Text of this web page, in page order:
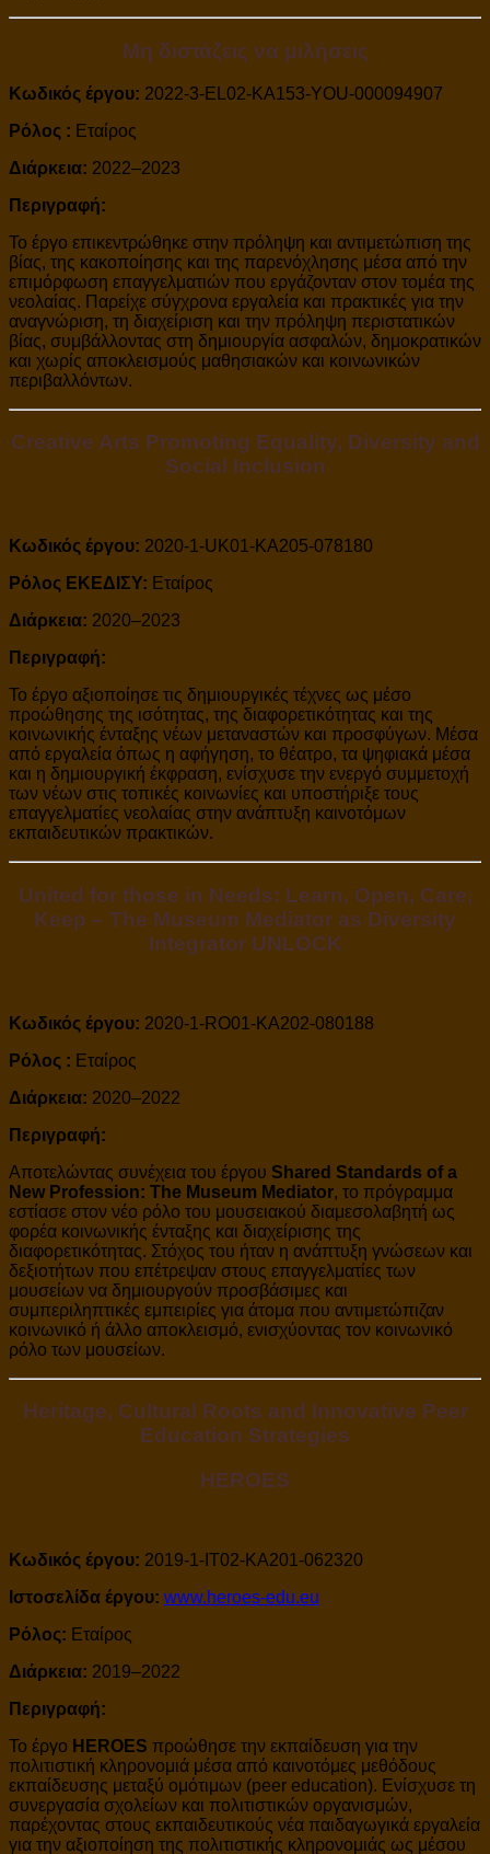
Μη διστάζεις να μιλήσεις
Κωδικός έργου: 2022-3-EL02-KA153-YOU-000094907
Ρόλος : Εταίρος
Διάρκεια: 2022–2023
Περιγραφή:
Το έργο επικεντρώθηκε στην πρόληψη και αντιμετώπιση της
βίας, της κακοποίησης και της παρενόχλησης μέσα από την
επιμόρφωση επαγγελματιών που εργάζονταν στον τομέα της
νεολαίας. Παρείχε σύγχρονα εργαλεία και πρακτικές για την
αναγνώριση, τη διαχείριση και την πρόληψη περιστατικών
βίας, συμβάλλοντας στη δημιουργία ασφαλών, δημοκρατικών
και χωρίς αποκλεισμούς μαθησιακών και κοινωνικών
περιβαλλόντων.
Creative Arts Promoting Equality, Diversity and
Social Inclusion
Κωδικός έργου: 2020-1-UK01-KA205-078180
Ρόλος ΕΚΕΔΙΣΥ: Εταίρος
Διάρκεια: 2020–2023
Περιγραφή:
Το έργο αξιοποίησε τις δημιουργικές τέχνες ως μέσο
προώθησης της ισότητας, της διαφορετικότητας και της
κοινωνικής ένταξης νέων μεταναστών και προσφύγων. Μέσα
από εργαλεία όπως η αφήγηση, το θέατρο, τα ψηφιακά μέσα
και η δημιουργική έκφραση, ενίσχυσε την ενεργό συμμετοχή
των νέων στις τοπικές κοινωνίες και υποστήριξε τους
επαγγελματίες νεολαίας στην ανάπτυξη καινοτόμων
εκπαιδευτικών πρακτικών.
United for those in Needs: Learn, Open, Care,
Keep – The Museum Mediator as Diversity
Integrator UNLOCK
Κωδικός έργου: 2020-1-RO01-KA202-080188
Ρόλος : Εταίρος
Διάρκεια: 2020–2022
Περιγραφή:
Αποτελώντας συνέχεια του έργου Shared Standards of a
New Profession: The Museum Mediator, το πρόγραμμα
εστίασε στον νέο ρόλο του μουσειακού διαμεσολαβητή ως
φορέα κοινωνικής ένταξης και διαχείρισης της
διαφορετικότητας. Στόχος του ήταν η ανάπτυξη γνώσεων και
δεξιοτήτων που επέτρεψαν στους επαγγελματίες των
μουσείων να δημιουργούν προσβάσιμες και
συμπεριληπτικές εμπειρίες για άτομα που αντιμετώπιζαν
κοινωνικό ή άλλο αποκλεισμό, ενισχύοντας τον κοινωνικό
ρόλο των μουσείων.
Heritage, Cultural Roots and Innovative Peer
Education Strategies
HEROES
Κωδικός έργου: 2019-1-IT02-KA201-062320
Ιστοσελίδα έργου: www.heroes-edu.eu
Ρόλος: Εταίρος
Διάρκεια: 2019–2022
Περιγραφή:
Το έργο HEROES προώθησε την εκπαίδευση για την
πολιτιστική κληρονομιά μέσα από καινοτόμες μεθόδους
εκπαίδευσης μεταξύ ομότιμων (peer education). Ενίσχυσε τη
συνεργασία σχολείων και πολιτιστικών οργανισμών,
παρέχοντας στους εκπαιδευτικούς νέα παιδαγωγικά εργαλεία
για την αξιοποίηση της πολιτιστικής κληρονομιάς ως μέσου